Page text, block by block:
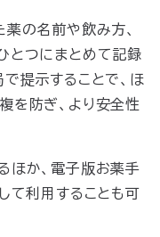
の名前や飲み方、
とつにまとめて記録
提示することで、ほ
を防ぎ、より安全性
ほか、電子版お薬手
て利用することも可